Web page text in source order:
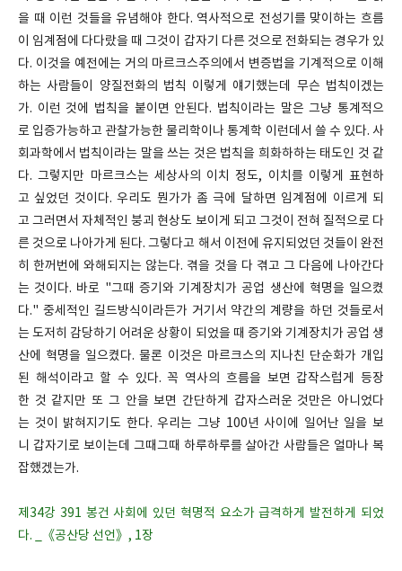
을 때 이런 것들을 유념해야 한다. 역사적으로 전성기를 맞이하는 흐름
이 임계점에 다다랐을 때 그것이 갑자기 다른 것으로 전화되는 경우가 있
다. 이것을 예전에는 거의 마르크스주의에서 변증법을 기계적으로 이해
하는 사람들이 양질전화의 법칙 이렇게 얘기했는데 무슨 법칙이겠는
가. 이런 것에 법칙을 붙이면 안된다. 법칙이라는 말은 그냥 통계적으
로 입증가능하고 관찰가능한 물리학이나 통계학 이런데서 쓸 수 있다. 사
회과학에서 법칙이라는 말을 쓰는 것은 법칙을 희화하하는 태도인 것 같
다. 그렇지만 마르크스는 세상사의 이치 정도, 이치를 이렇게 표현하
고 싶었던 것이다. 우리도 뭔가가 좀 극에 달하면 임계점에 이르게 되
고 그러면서 자체적인 붕괴 현상도 보이게 되고 그것이 전혀 질적으로 다
른 것으로 나아가게 된다. 그렇다고 해서 이전에 유지되었던 것들이 완전
히 한꺼번에 와해되지는 않는다. 겪을 것을 다 겪고 그 다음에 나아간다
는 것이다. 바로 "그때 증기와 기계장치가 공업 생산에 혁명을 일으켰
다." 중세적인 길드방식이라든가 거기서 약간의 계량을 하던 것들로서
는 도저히 감당하기 어려운 상황이 되었을 때 증기와 기계장치가 공업 생
산에 혁명을 일으켰다. 물론 이것은 마르크스의 지나친 단순화가 개입
된 해석이라고 할 수 있다. 꼭 역사의 흐름을 보면 갑작스럽게 등장
한 것 같지만 또 그 안을 보면 간단하게 갑자스러운 것만은 아니었다
는 것이 밝혀지기도 한다. 우리는 그냥 100년 사이에 일어난 일을 보
니 갑자기로 보이는데 그때그때 하루하루를 살아간 사람들은 얼마나 복
잡했겠는가.
제34강 391 봉건 사회에 있던 혁명적 요소가 급격하게 발전하게 되었
다. _《공산당 선언》, 1장